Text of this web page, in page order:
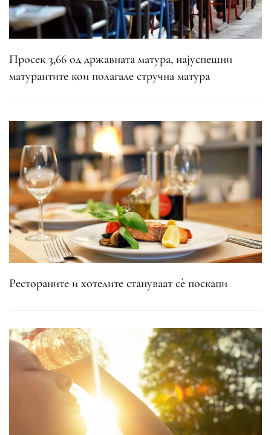
Просек 3,66 од државната матура, најуспешни
матурантите кои полагале стручна матура
Рестораните и хотелите стануваат сè поскапи